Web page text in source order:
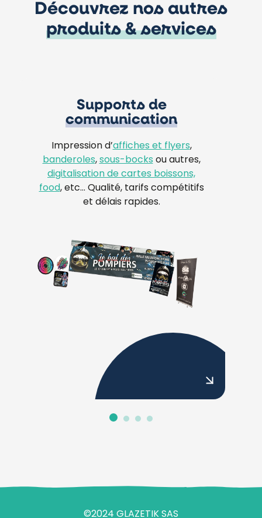
Découvrez nos autres
produits & services
Supports de
communication
Impression d’affiches et flyers,
banderoles, sous-bocks ou autres,
digitalisation de cartes boissons,
food, etc… Qualité, tarifs compétitifs
et délais rapides.
©2024 GLAZETIK SAS